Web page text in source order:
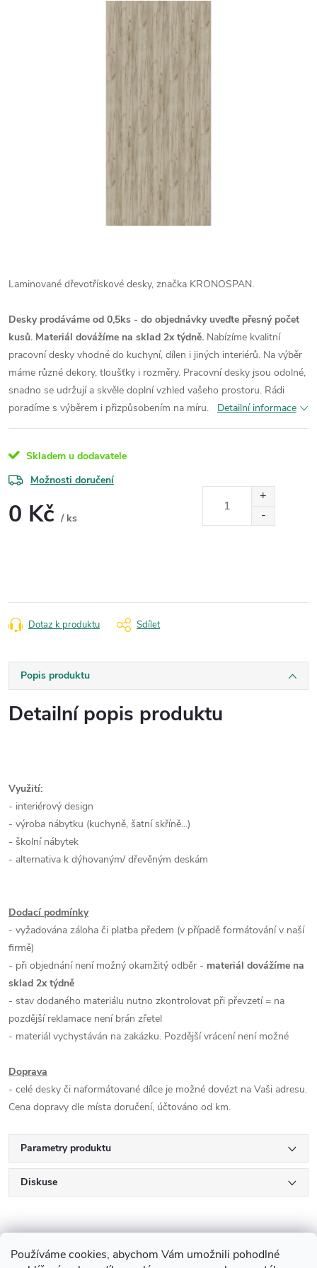
Používáme cookies, abychom Vám umožnili pohodlné
Laminované dřevotřískové desky, značka KRONOSPAN.
Desky prodáváme od 0,5ks - do objednávky uveďte přesný počet
kusů. Materiál dovážíme na sklad 2x týdně. Nabízíme kvalitní
pracovní desky vhodné do kuchyní, dílen i jiných interiérů. Na výběr
máme různé dekory, tloušťky i rozměry. Pracovní desky jsou odolné,
snadno se udržují a skvěle doplní vzhled vašeho prostoru. Rádi
poradíme s výběrem i přizpůsobením na míru.
Detailní informace
Skladem u dodavatele
Možnosti doručení
0 Kč / ks
Dotaz k produktu Sdílet
Popis produktu
Detailní popis produktu
Využití:
- interiérový design
- výroba nábytku (kuchyně, šatní skříně...)
- školní nábytek
- alternativa k dýhovaným/ dřevěným deskám
Dodací podmínky
- vyžadována záloha či platba předem (v případě formátování v naší
firmě)
- při objednání není možný okamžitý odběr - materiál dovážíme na
sklad 2x týdně
- stav dodaného materiálu nutno zkontrolovat při převzetí = na
pozdější reklamace není brán zřetel
- materiál vychystáván na zakázku. Pozdější vrácení není možné
Doprava
- celé desky či naformátované dílce je možné dovézt na Vaši adresu.
Cena dopravy dle místa doručení, účtováno od km.
Parametry produktu
Diskuse